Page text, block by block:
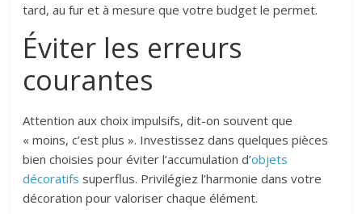
tard, au fur et à mesure que votre budget le permet.
Éviter les erreurs
courantes
Attention aux choix impulsifs, dit-on souvent que
« moins, c’est plus ». Investissez dans quelques pièces
bien choisies pour éviter l’accumulation d’objets
décoratifs superflus. Privilégiez l’harmonie dans votre
décoration pour valoriser chaque élément.